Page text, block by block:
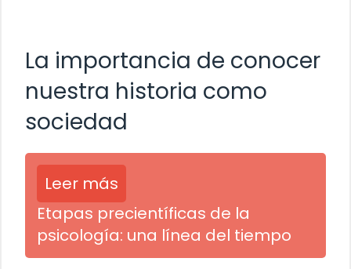
La importancia de conocer
nuestra historia como
sociedad
Leer más
Etapas precientíficas de la
psicología: una línea del tiempo